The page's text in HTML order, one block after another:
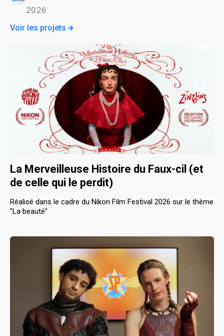
2026
Voir les projets
La Merveilleuse Histoire du Faux-cil (et
de celle qui le perdit)
Réalisé dans le cadre du Nikon Film Festival 2026 sur le thème
"La beauté"